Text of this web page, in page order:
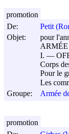
De:
Petit
Objet:
pour
I. ―
Corps
Pour le
Les
Groupe:
Armée
promotion
promotion